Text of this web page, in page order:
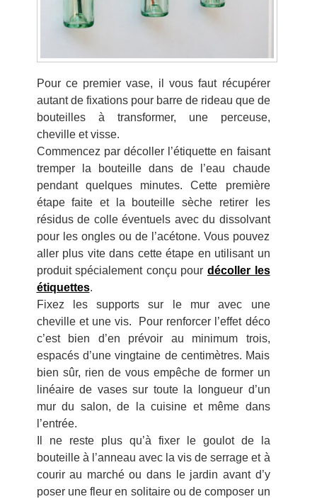
Pour ce premier vase, il vous faut récupérer
autant de fixations pour barre de rideau que de
bouteilles à transformer, une perceuse,
cheville et visse.
Commencez par décoller l’étiquette en faisant
tremper la bouteille dans de l’eau chaude
pendant quelques minutes. Cette première
étape faite et la bouteille sèche retirer les
résidus de colle éventuels avec du dissolvant
pour les ongles ou de l’acétone. Vous pouvez
aller plus vite dans cette étape en utilisant un
produit spécialement conçu pour décoller les
étiquettes.
Fixez les supports sur le mur avec une
cheville et une vis. Pour renforcer l’effet déco
c’est bien d’en prévoir au minimum trois,
espacés d’une vingtaine de centimètres. Mais
bien sûr, rien de vous empêche de former un
linéaire de vases sur toute la longueur d’un
mur du salon, de la cuisine et même dans
l’entrée.
Il ne reste plus qu’à fixer le goulot de la
bouteille à l’anneau avec la vis de serrage et à
courir au marché ou dans le jardin avant d’y
poser une fleur en solitaire ou de composer un